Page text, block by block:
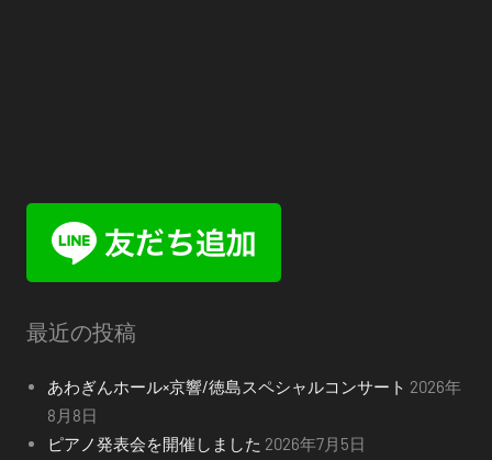
最近の投稿
あわぎんホール×京響/徳島スペシャルコンサート 2026年
8月8日
ピアノ発表会を開催しました 2026年7月5日